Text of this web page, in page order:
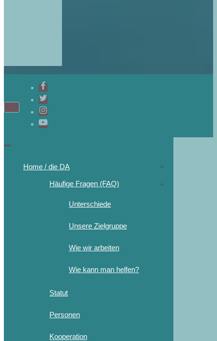
Home / die DA
Häufige Fragen (FAQ)
Unterschiede
Unsere Zielgruppe
Wie wir arbeiten
Wie kann man helfen?
Statut
Personen
Kooperation